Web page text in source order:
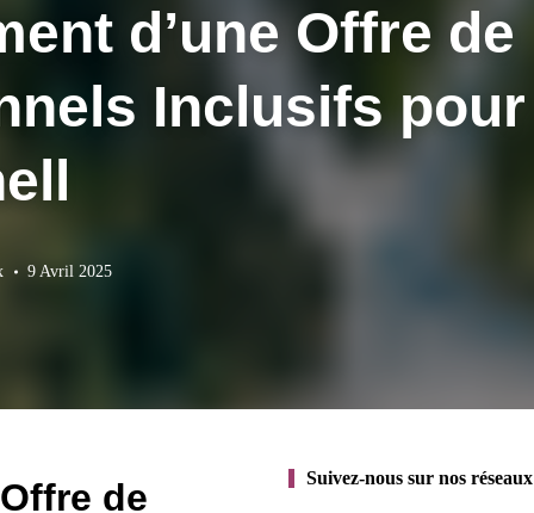
d’une Offre de
Inclusifs pour
9 Avril 2025
de
Suivez-nous sur nos réseaux